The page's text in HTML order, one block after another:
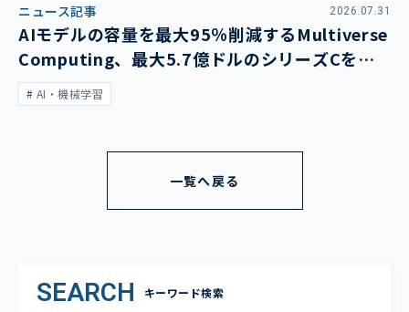
ニュース記事 2026.07.31
AIモデルの容量を最大95％削減するMultiverse
Computing、最大5.7億ドルのシリーズCを発
表AI・機械学習
一覧へ戻る
SEARCH キーワード検索